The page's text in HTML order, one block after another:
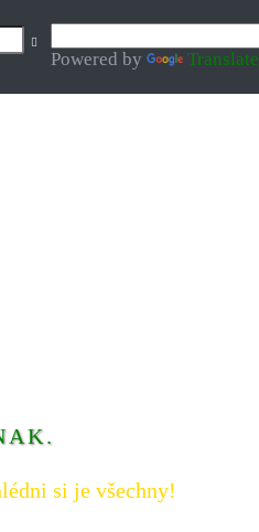
Powered by Translate
si je všechny!